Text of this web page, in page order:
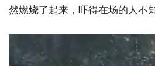
然燃烧了起来，吓得在场的人不